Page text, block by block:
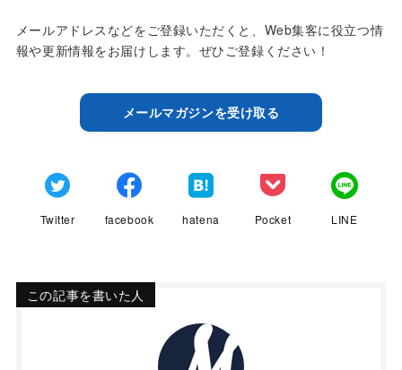
メールアドレスなどをご登録いただくと、Web集客に役立つ情
報や更新情報をお届けします。ぜひご登録ください！
メールマガジンを受け取る
Twitter facebook hatena Pocket LINE
この記事を書いた人